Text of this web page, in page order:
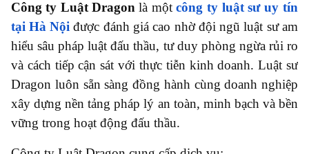
Công ty Luật Dragon là một công ty luật sư uy tín
tại Hà Nội được đánh giá cao nhờ đội ngũ luật sư am
hiểu sâu pháp luật đấu thầu, tư duy phòng ngừa rủi ro
và cách tiếp cận sát với thực tiễn kinh doanh. Luật sư
Dragon luôn sẵn sàng đồng hành cùng doanh nghiệp
xây dựng nền tảng pháp lý an toàn, minh bạch và bền
vững trong hoạt động đấu thầu.